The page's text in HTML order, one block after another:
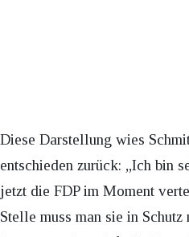
Diese Darstellung wies
entschieden zurück: „Ich bin
jetzt die FDP im Moment
Stelle muss man sie in